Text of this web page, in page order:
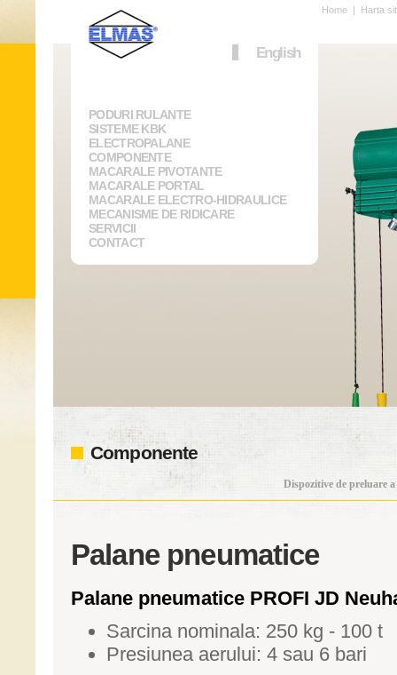
English
PODURI RULANTE
SISTEME KBK
ELECTROPALANE
COMPONENTE
MACARALE PIVOTANTE
MACARALE PORTAL
MACARALE ELECTRO-HIDRAULICE
MECANISME DE RIDICARE
SERVICII
CONTACT
Home | Harta
Componente
Dispozitive de preluare
Palane pneumatice
Palane pneumatice PROFI JD
Sarcina nominala: 250 kg - 100 t
Presiunea aerului: 4 sau 6 bari